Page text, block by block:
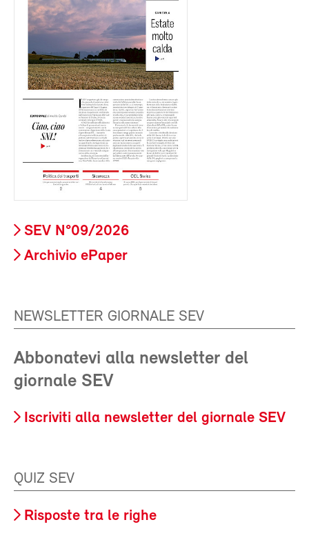
SEV N°09/2026
Archivio ePaper
NEWSLETTER GIORNALE SEV
Abbonatevi alla newsletter del
giornale SEV
Iscriviti alla newsletter del giornale SEV
QUIZ SEV
Risposte tra le righe